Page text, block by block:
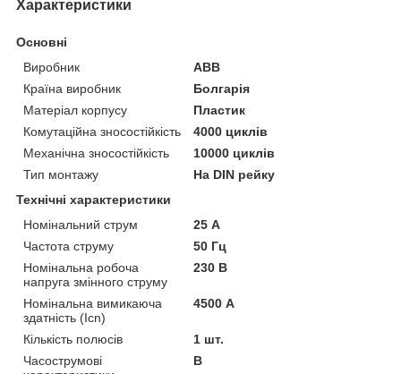
Характеристики
Основні
Виробник
ABB
Країна виробник
Болгарія
Матеріал корпусу
Пластик
Комутаційна зносостійкість
4000 циклів
Механічна зносостійкість
10000 циклів
Тип монтажу
На DIN рейку
Технічні характеристики
Номінальний струм
25 А
Частота струму
50 Гц
Номінальна робоча
напруга змінного струму
230 В
Номінальна вимикаюча
здатність (Icn)
4500 А
Кількість полюсів
1 шт.
Часострумові
B